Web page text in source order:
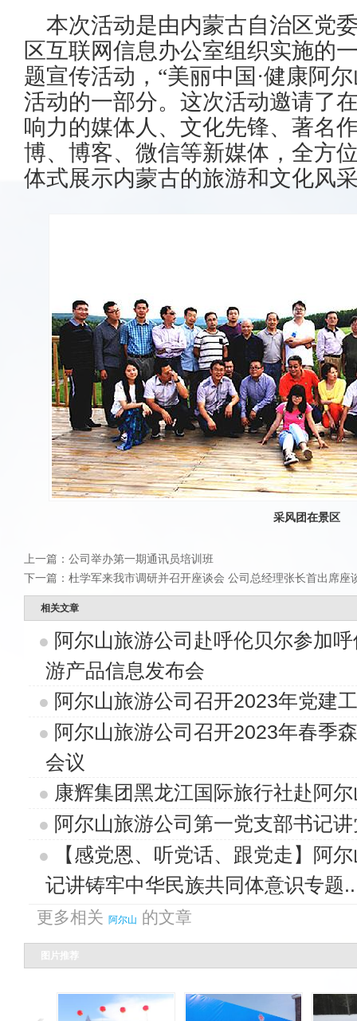
本次活动是由内蒙古自治区党
区互联网信息办公室组织实施的
题宣传活动，“美丽中国·健康阿
活动的一部分。这次活动邀请了
响力的媒体人、文化先锋、著名
博、博客、微信等新媒体，全方
体式展示内蒙古的旅游和文化风
采风团在景区
上一篇： 公司举办第一期通讯员培训班
下一篇： 杜学军来我市调研并召开座谈会 公司总经理张长首出席座
相关文章
阿尔山旅游公司赴呼伦贝尔参加
游产品信息发布会
阿尔山旅游公司召开2023年党建
阿尔山旅游公司召开2023年春季
会议
康辉集团黑龙江国际旅行社赴阿
阿尔山旅游公司第一党支部书记
【感党恩、听党话、跟党走】阿
记讲铸牢中华民族共同体意识专题..
更多相关 阿尔山 的文章
图片推荐